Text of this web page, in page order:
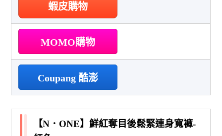
蝦皮購物
MOMO購物
Coupang 酷澎
【N．ONE】鮮紅奪目後鬆緊連身寬褲-